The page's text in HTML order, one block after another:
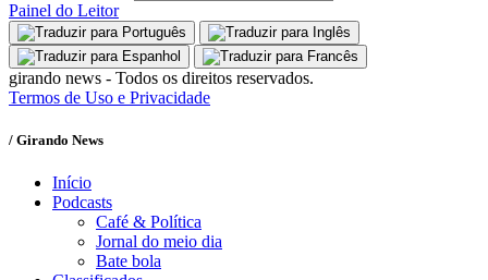
Painel do Leitor
girando news - Todos os direitos reservados.
Termos de Uso e Privacidade
/ Girando News
Início
Podcasts
Café & Política
Jornal do meio dia
Bate bola